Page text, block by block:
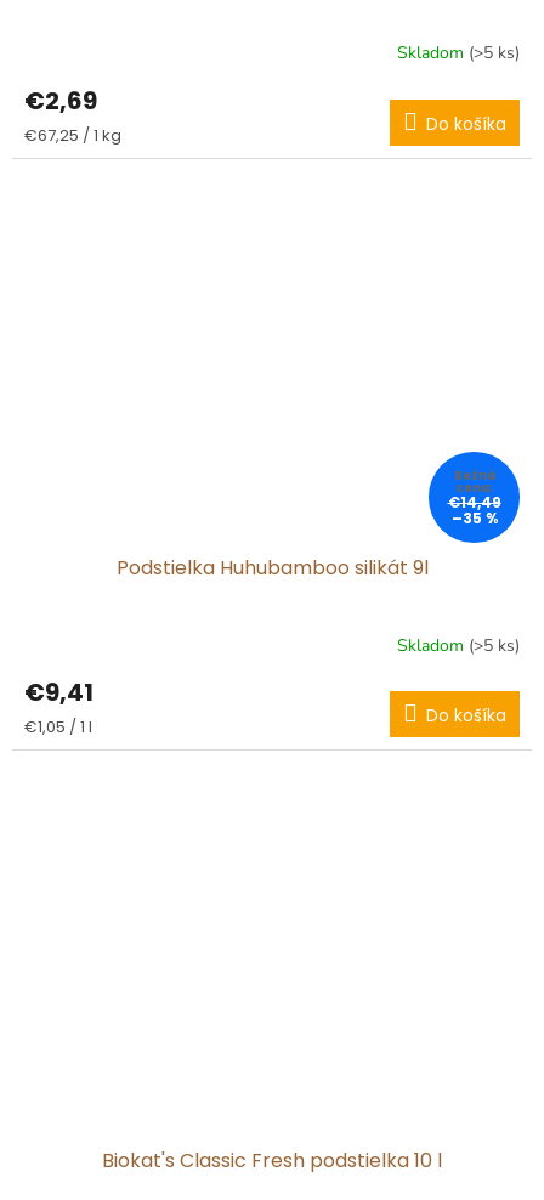
Skladom (>5 ks)
€2,69
Jednotková
cena:
€67,25 / 1 kg Do košíka
€14,49
–35 %
Podstielka Huhubamboo silikát 9l
Skladom (>5 ks)
€9,41
Jednotková
cena:
€1,05 / 1 l Do košíka
Biokat's Classic Fresh podstielka 10 l